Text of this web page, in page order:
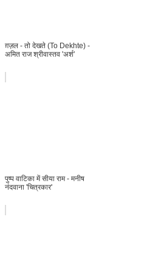
ग़ज़ल - तो देखते (To Dekhte) -
अमित राज श्रीवास्तव 'अर्श'
पुष्प वाटिका में सीया राम - मनीष
नंदवाना 'चित्रकार'